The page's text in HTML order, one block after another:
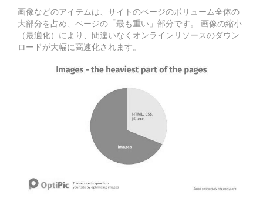
画像などのアイテムは、サイトのページのボリューム全体の
大部分を占め、ページの「最も重い」部分です。 画像の縮小
（最適化）により、間違いなくオンラインリソースのダウン
ロードが大幅に高速化されます。